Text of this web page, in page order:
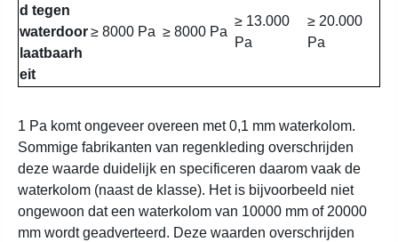
d tegen
waterdoor
laatbaarh
eit
≥ 8000 Pa ≥ 8000 Pa
≥ 13.000
Pa
≥ 20.000
Pa
1 Pa komt ongeveer overeen met 0,1 mm waterkolom.
Sommige fabrikanten van regenkleding overschrijden
deze waarde duidelijk en specificeren daarom vaak de
waterkolom (naast de klasse). Het is bijvoorbeeld niet
ongewoon dat een waterkolom van 10000 mm of 20000
mm wordt geadverteerd. Deze waarden overschrijden